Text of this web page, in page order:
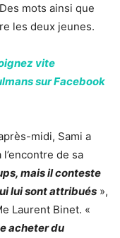
Des mots ainsi que
les deux jeunes.
vite
sur Facebook
midi, Sami a
de sa
mais il conteste
lui sont attribués »,
Laurent Binet. «
acheter du